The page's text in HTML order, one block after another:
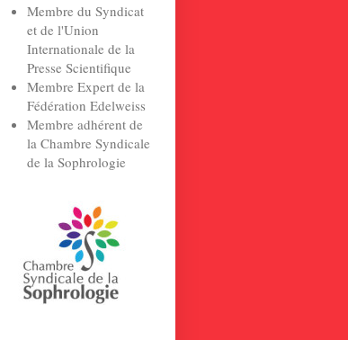
Membre du Syndicat
et de l'Union
Internationale de la
Presse Scientifique
Membre Expert de la
Fédération Edelweiss
Membre adhérent de
la Chambre Syndicale
de la Sophrologie